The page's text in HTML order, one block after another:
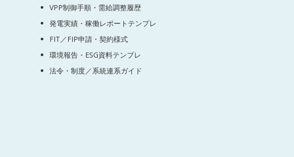
VPP制御手順・需給調整履歴
発電実績・稼働レポートテンプレ
FIT／FIP申請・契約様式
環境報告・ESG資料テンプレ
法令・制度／系統連系ガイド